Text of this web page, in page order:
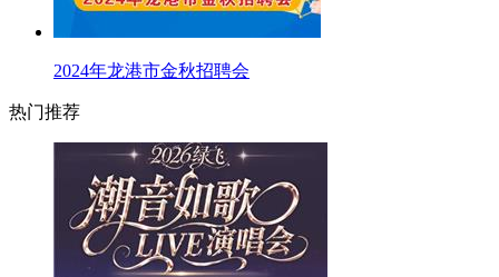
2024年龙港市金秋招聘会
热门推荐